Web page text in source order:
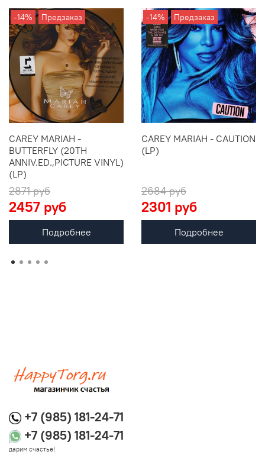
-14% Предзаказ
CAREY MARIAH -
BUTTERFLY (20TH
ANNIV.ED.,PICTURE VINYL)
(LP)
2871 руб
2457 руб
Подробнее
-14% Предзаказ
CAREY MARIAH - CAUTION
(LP)
2684 руб
2301 руб
Подробнее
+7 (985) 181-24-71
+7 (985) 181-24-71
дарим счастье!